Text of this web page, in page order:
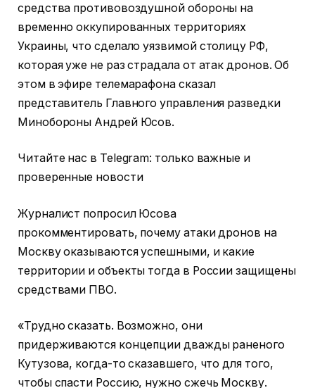
средства противовоздушной обороны на
временно оккупированных территориях
Украины, что сделало уязвимой столицу РФ,
которая уже не раз страдала от атак дронов. Об
этом в эфире телемарафона сказал
представитель Главного управления разведки
Минобороны Андрей Юсов.
Читайте нас в Telegram: только важные и
проверенные новости
Журналист попросил Юсова
прокомментировать, почему атаки дронов на
Москву оказываются успешными, и какие
территории и объекты тогда в России защищены
средствами ПВО.
«Трудно сказать. Возможно, они
придерживаются концепции дважды раненого
Кутузова, когда-то сказавшего, что для того,
чтобы спасти Россию, нужно сжечь Москву.